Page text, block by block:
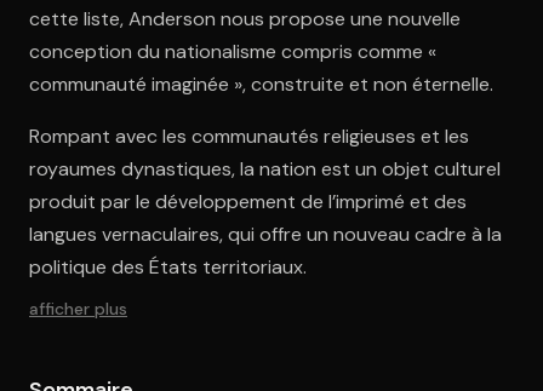
cette liste, Anderson nous propose une nouvelle
conception du nationalisme compris comme «
communauté imaginée », construite et non éternelle.
Rompant avec les communautés religieuses et les
royaumes dynastiques, la nation est un objet culturel
produit par le développement de l’imprimé et des
langues vernaculaires, qui offre un nouveau cadre à la
politique des États territoriaux.
afficher plus